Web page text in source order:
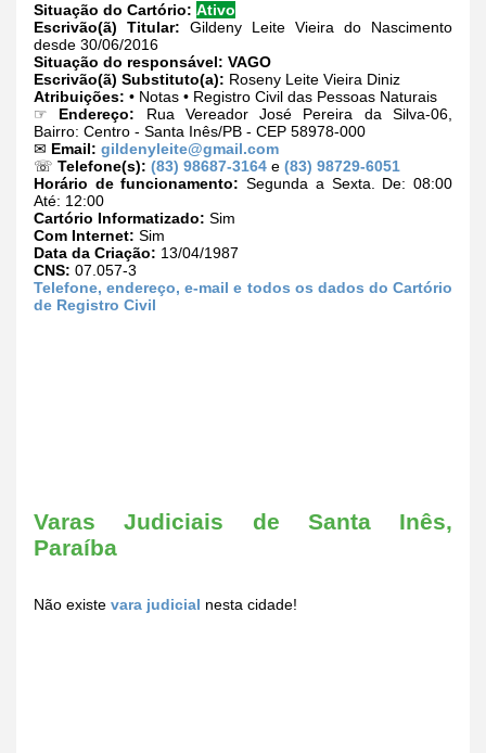
Situação do Cartório: Ativo
Escrivão(ã) Titular: Gildeny Leite Vieira do Nascimento
desde 30/06/2016
Situação do responsável: VAGO
Escrivão(ã) Substituto(a): Roseny Leite Vieira Diniz
Atribuições: • Notas • Registro Civil das Pessoas Naturais
☞ Endereço: Rua Vereador José Pereira da Silva-06,
Bairro: Centro - Santa Inês/PB - CEP 58978-000
✉ Email: gildenyleite@gmail.com
☏ Telefone(s): (83) 98687-3164 e (83) 98729-6051
Horário de funcionamento: Segunda a Sexta. De: 08:00
Até: 12:00
Cartório Informatizado: Sim
Com Internet: Sim
Data da Criação: 13/04/1987
CNS: 07.057-3
Telefone, endereço, e-mail e todos os dados do Cartório
de Registro Civil
Varas Judiciais de Santa Inês,
Paraíba
Não existe vara judicial nesta cidade!